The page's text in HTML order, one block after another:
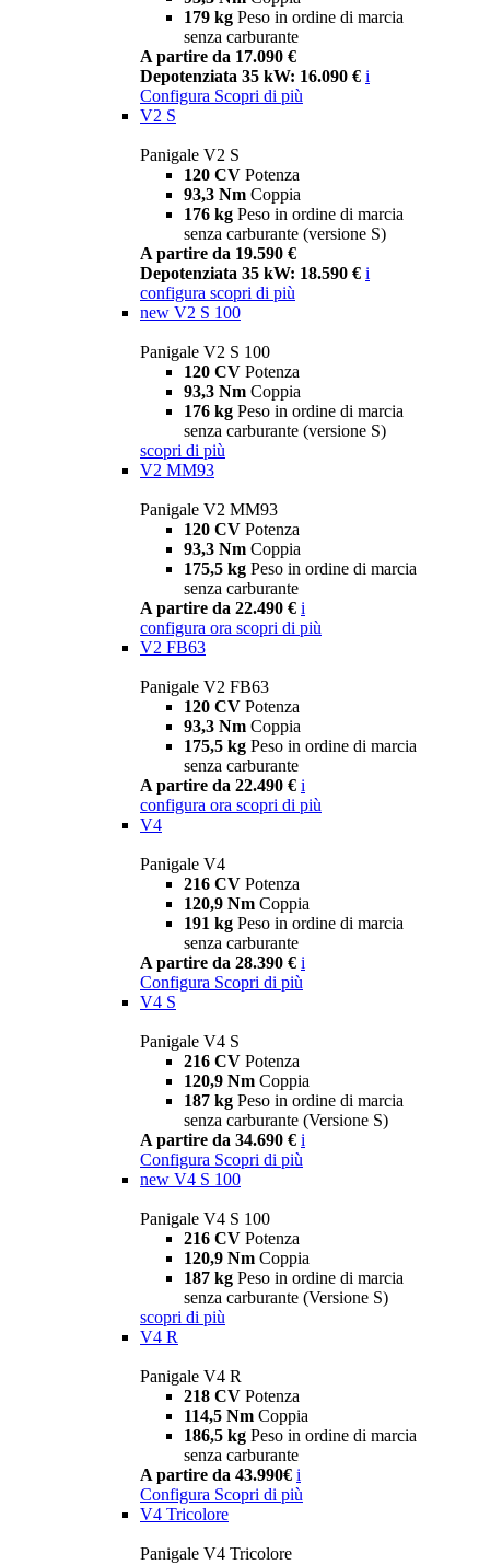
179 kg Peso in ordine di marcia
senza carburante
A partire da 17.090 €
Depotenziata 35 kW: 16.090 € i
Configura Scopri di più
V2 S
Panigale V2 S
120 CV Potenza
93,3 Nm Coppia
176 kg Peso in ordine di marcia
senza carburante (versione S)
A partire da 19.590 €
Depotenziata 35 kW: 18.590 € i
configura scopri di più
new V2 S 100
Panigale V2 S 100
120 CV Potenza
93,3 Nm Coppia
176 kg Peso in ordine di marcia
senza carburante (versione S)
scopri di più
V2 MM93
Panigale V2 MM93
120 CV Potenza
93,3 Nm Coppia
175,5 kg Peso in ordine di marcia
senza carburante
A partire da 22.490 € i
configura ora scopri di più
V2 FB63
Panigale V2 FB63
120 CV Potenza
93,3 Nm Coppia
175,5 kg Peso in ordine di marcia
senza carburante
A partire da 22.490 € i
configura ora scopri di più
V4
Panigale V4
216 CV Potenza
120,9 Nm Coppia
191 kg Peso in ordine di marcia
senza carburante
A partire da 28.390 € i
Configura Scopri di più
V4 S
Panigale V4 S
216 CV Potenza
120,9 Nm Coppia
187 kg Peso in ordine di marcia
senza carburante (Versione S)
A partire da 34.690 € i
Configura Scopri di più
new V4 S 100
Panigale V4 S 100
216 CV Potenza
120,9 Nm Coppia
187 kg Peso in ordine di marcia
senza carburante (Versione S)
scopri di più
V4 R
Panigale V4 R
218 CV Potenza
114,5 Nm Coppia
186,5 kg Peso in ordine di marcia
senza carburante
A partire da 43.990€ i
Configura Scopri di più
V4 Tricolore
Panigale V4 Tricolore